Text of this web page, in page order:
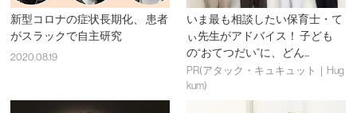
新型コロナの症状長期化、 患者
がスラックで自主研究
2020.08.19
いま最も相談したい保育士・て
ぃ先生がアドバイス！ 子ども
の“おてつだい”に、どん...
PR(アタック・キュキュット｜Hug
kum)